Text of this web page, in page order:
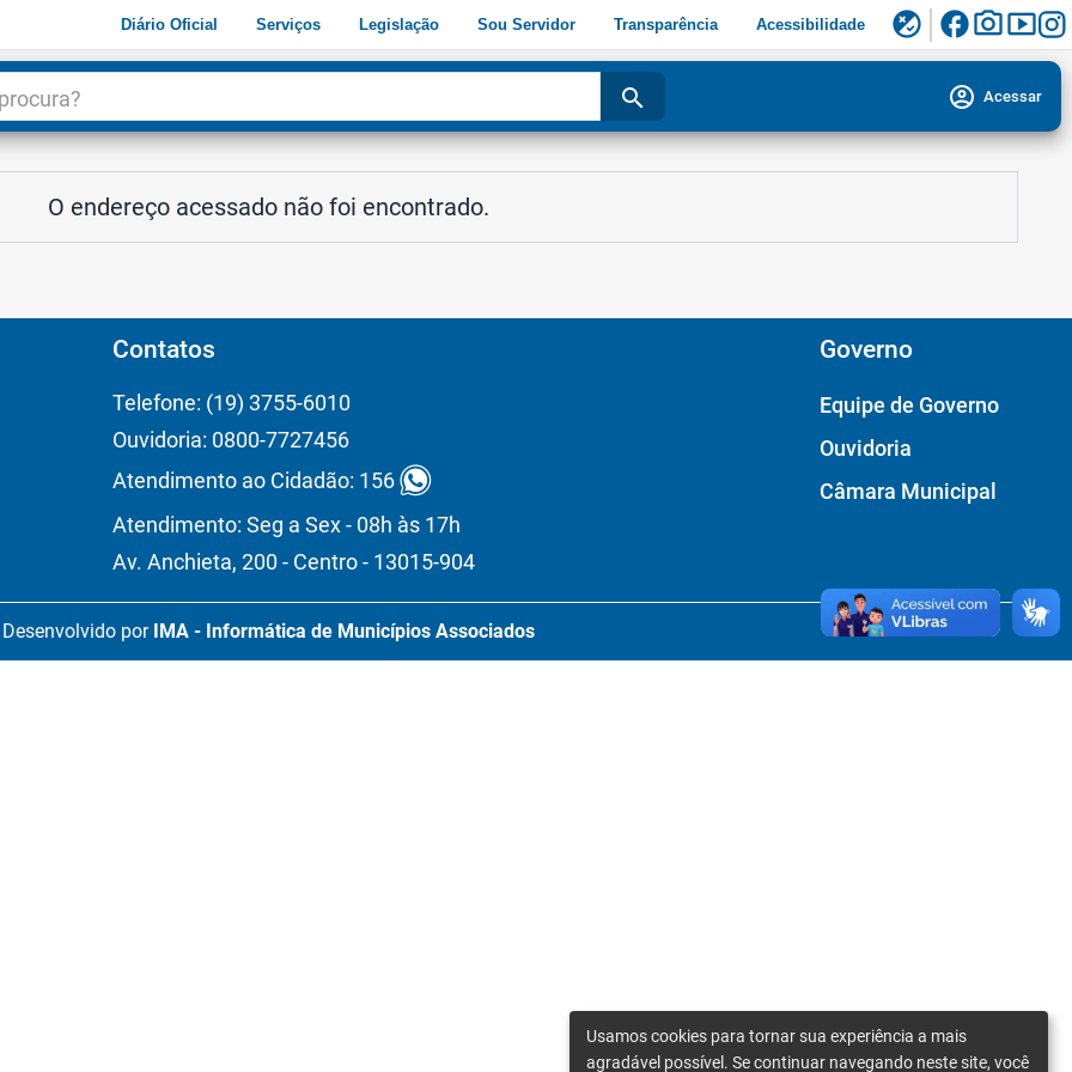
Diário Oficial Serviços Legislação Sou Servidor Transparência Acessibilidade flaky facebookphoto_camerasmart_display
search account_circle Acessar
O endereço acessado não foi encontrado.
Contatos
Telefone: (19) 3755-6010
Ouvidoria: 0800-7727456
Atendimento ao Cidadão: 156
Atendimento: Seg a Sex - 08h às 17h
Av. Anchieta, 200 - Centro - 13015-904
Governo
Equipe de Governo
Ouvidoria
Câmara Municipal
Desenvolvido por IMA - Informática de Municípios Associados
Usamos cookies para tornar sua experiência a mais
agradável possível. Se continuar navegando neste site, você